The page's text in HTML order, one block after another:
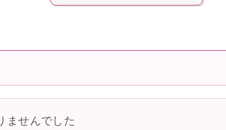
ませんでした